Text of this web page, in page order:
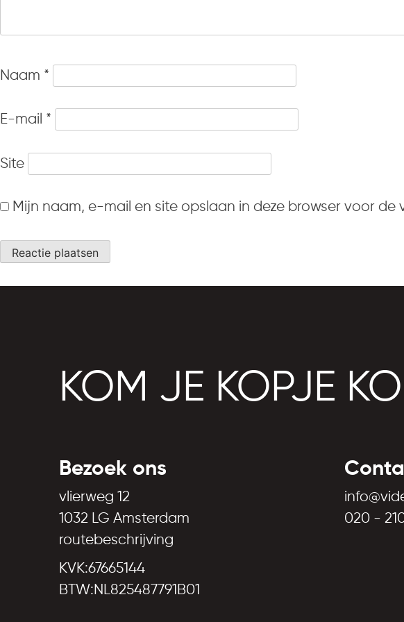
Naam *
E-mail *
Site
Mijn naam, e-mail en site opslaan in deze browser voor
KOM JE KOPJE
Bezoek ons
vlierweg 12
1032 LG Amsterdam
routebeschrijving
KVK:67665144
BTW:NL825487791B01
020 -